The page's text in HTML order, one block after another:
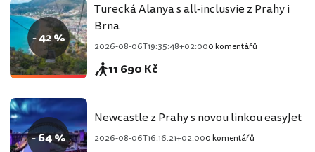
- 42 %
Turecká Alanya s all-inclusvie z Prahy i
Brna
2026-08-06T19:35:48+02:000 komentářů
11 690 Kč
- 64 %
Newcastle z Prahy s novou linkou easyJet
2026-08-06T16:16:21+02:000 komentářů